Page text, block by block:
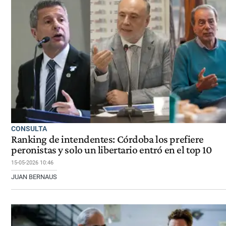
CONSULTA
Ranking de intendentes: Córdoba los prefiere
peronistas y solo un libertario entró en el top 10
15-05-2026 10:46
JUAN BERNAUS